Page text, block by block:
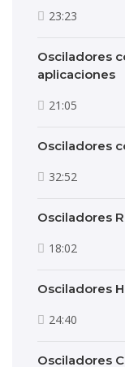
23:23
Osciladores
aplicaciones
21:05
Osciladores
32:52
Osciladores
18:02
Osciladores
24:40
Osciladores